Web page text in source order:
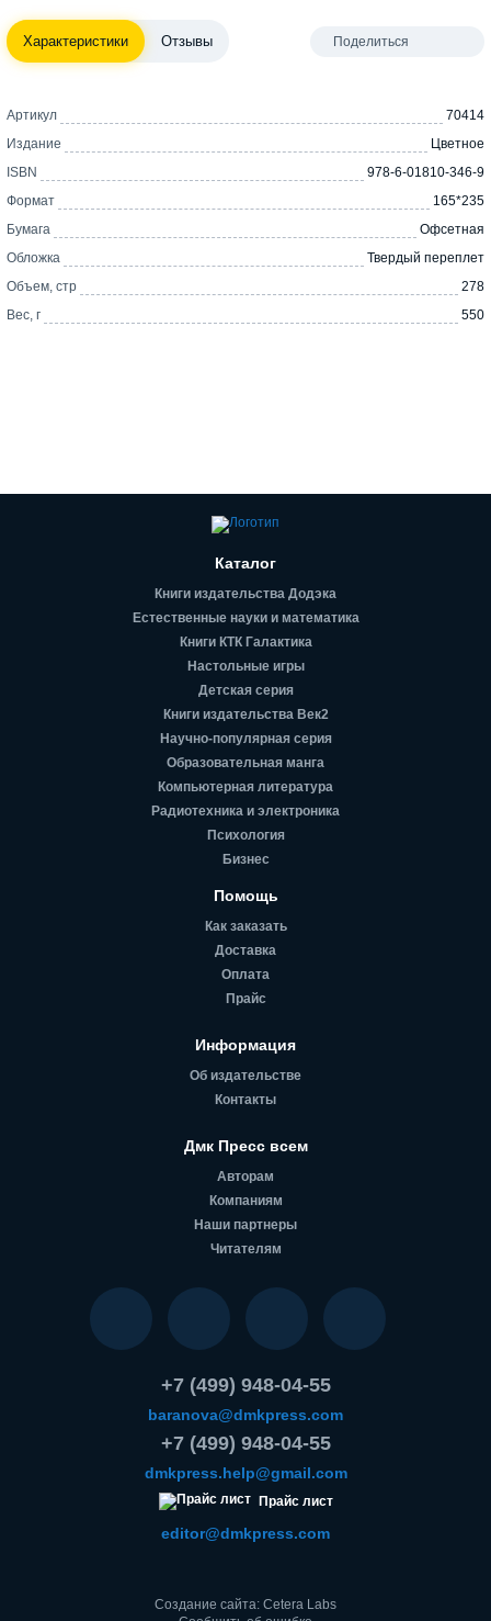
Характеристики Отзывы Поделиться
Артикул
70414
Издание
Цветное
ISBN
978-6-01810-346-9
Формат
165*235
Бумага
Офсетная
Обложка
Твердый переплет
Объем, стр
278
Вес, г
550
Каталог
Книги издательства Додэка
Естественные науки и математика
Книги КТК Галактика
Настольные игры
Детская серия
Книги издательства Век2
Научно-популярная серия
Образовательная манга
Компьютерная литература
Радиотехника и электроника
Психология
Бизнес
Помощь
Как заказать
Доставка
Оплата
Прайс
Информация
Об издательстве
Контакты
Дмк Пресс всем
Авторам
Компаниям
Наши партнеры
Читателям
+7 (499) 948-04-55
baranova@dmkpress.com
+7 (499) 948-04-55
dmkpress.help@gmail.com
Прайс лист
editor@dmkpress.com
Создание сайта: Cetera Labs